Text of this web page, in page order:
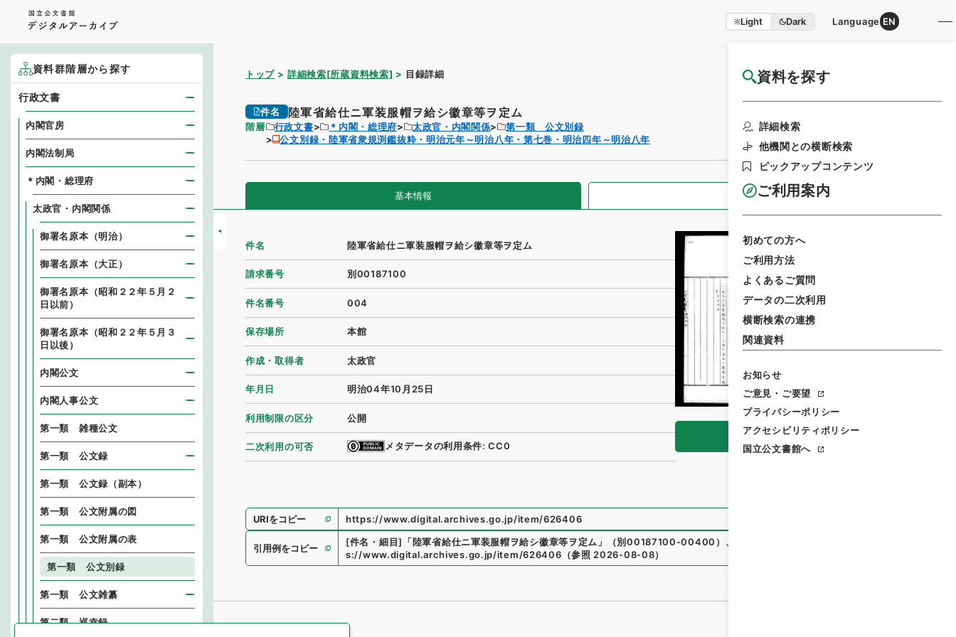
Light Dark Language EN
資料を探す
詳細検索
他機関との横断検索
ピックアップコンテンツ
ご利用案内
初めての方へ
ご利用方法
よくあるご質問
データの二次利用
横断検索の連携
関連資料
お知らせ
ご意見・ご要望
プライバシーポリシー
アクセシビリティポリシー
国立公文書館へ
トップ 詳細検索[所蔵資料検索] 目録詳細 国立公文書館HP利用案内
件名 陸軍省給仕ニ軍装服帽ヲ給シ徽章等ヲ定ム
階層 行政文書 ＊内閣・総理府 太政官・内閣関係
第一類 公文別録
公文別録・陸軍省衆規渕鑑抜粋・明治元年～明治八年・第七巻・明治四年～明治八年
基本情報 全ての情報
閲覧
件名 陸軍省給仕ニ軍装服帽ヲ給シ徽章等ヲ定ム
請求番号 別00187100
件名番号 004
保存場所 本館
作成・取得者 太政官
年月日 明治04年10月25日
利用制限の区分 公開
二次利用の可否 メタデータの利用条件: CC0
URIをコピー https://www.digital.archives.go.jp/item/626406
引用例をコピー
[件名・細目] 「陸軍省給仕ニ軍装服帽ヲ給シ徽章等ヲ定ム 」 （別00187100-00400 ） 、
s://www.digital.archives.go.jp/item/626406 （参照 2026-08-08）
資料群階層から探す
行政文書
内閣官房
内閣法制局
＊内閣・総理府
太政官・内閣関係
御署名原本（明治）
御署名原本（大正）
御署名原本（昭和２２年５月２
日以前）
御署名原本（昭和２２年５月３
日以後）
内閣公文
内閣人事公文
第一類 雑種公文
第一類 公文録
第一類 公文録（副本）
第一類 公文附属の図
第一類 公文附属の表
第一類 公文別録
第一類 公文雑纂
第二類 巡幸録